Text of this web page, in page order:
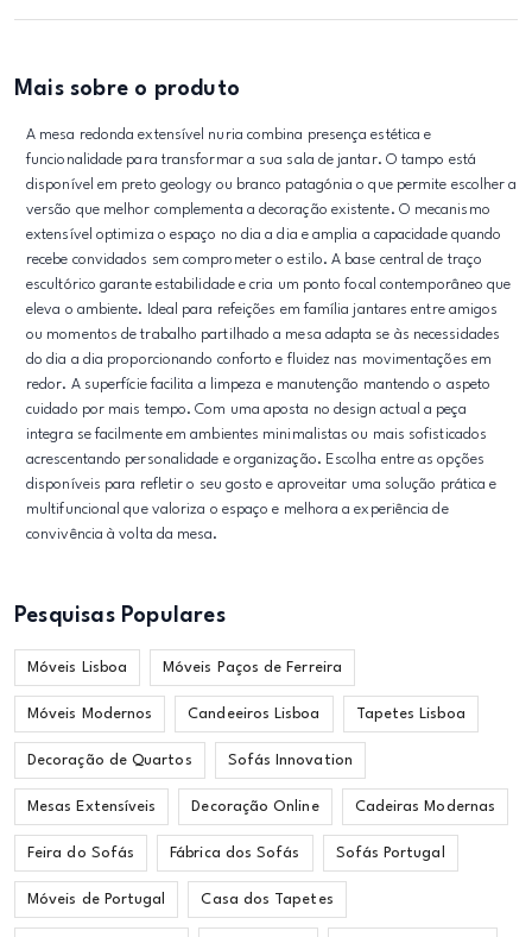
Mais sobre o produto
A mesa redonda extensível nuria combina presença estética e
funcionalidade para transformar a sua sala de jantar. O tampo está
disponível em preto geology ou branco patagónia o que permite escolher a
versão que melhor complementa a decoração existente. O mecanismo
extensível optimiza o espaço no dia a dia e amplia a capacidade quando
recebe convidados sem comprometer o estilo. A base central de traço
escultórico garante estabilidade e cria um ponto focal contemporâneo que
eleva o ambiente. Ideal para refeições em família jantares entre amigos
ou momentos de trabalho partilhado a mesa adapta se às necessidades
do dia a dia proporcionando conforto e fluidez nas movimentações em
redor. A superfície facilita a limpeza e manutenção mantendo o aspeto
cuidado por mais tempo. Com uma aposta no design actual a peça
integra se facilmente em ambientes minimalistas ou mais sofisticados
acrescentando personalidade e organização. Escolha entre as opções
disponíveis para refletir o seu gosto e aproveitar uma solução prática e
multifuncional que valoriza o espaço e melhora a experiência de
convivência à volta da mesa.
Pesquisas Populares
Móveis Lisboa Móveis Paços de Ferreira
Móveis Modernos Candeeiros Lisboa Tapetes Lisboa
Decoração de Quartos Sofás Innovation
Mesas Extensíveis Decoração Online Cadeiras Modernas
Feira do Sofás Fábrica dos Sofás Sofás Portugal
Móveis de Portugal Casa dos Tapetes